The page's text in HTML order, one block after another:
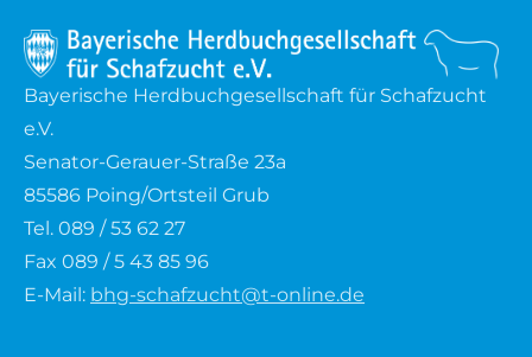
Bayerische Herdbuchgesellschaft für Schafzucht
e.V.
Senator-Gerauer-Straße 23a
85586 Poing/Ortsteil Grub
Tel. 089 / 53 62 27
Fax 089 / 5 43 85 96
E-Mail: bhg-schafzucht@t-online.de